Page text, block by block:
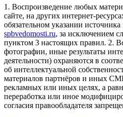
1. Воспроизведение любых
сайте, на других интернет-
обязательном указании
spbvedomosti.ru, за исключением
пунктом 3 настоящих правил. 2.
фотографии, иные результаты
деятельности) охраняются в
об интеллектуальной
материалов партнёров и иных
рекламных или иных целях, а
переработка или иное
согласия правообладателя